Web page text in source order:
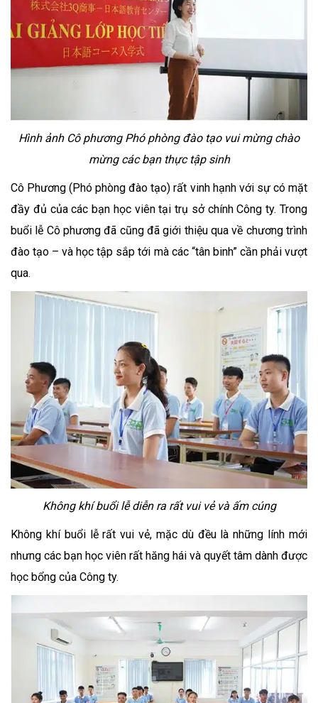
Hình ảnh Cô phương Phó phòng đào tạo vui mừng chào
mừng các bạn thực tập sinh
Cô Phương (Phó phòng đào tạo) rất vinh hạnh với sự có mặt
đầy đủ của các bạn học viên tại trụ sở chính Công ty. Trong
buổi lễ Cô phương đã cũng đã giới thiệu qua về chương trình
đào tạo – và học tập sắp tới mà các “tân binh” cần phải vượt
qua.
Không khí buổi lễ diễn ra rất vui vẻ và ấm cúng
Không khí buổi lễ rất vui vẻ, mặc dù đều là những lính mới
nhưng các bạn học viên rất hăng hái và quyết tâm dành được
học bổng của Công ty.